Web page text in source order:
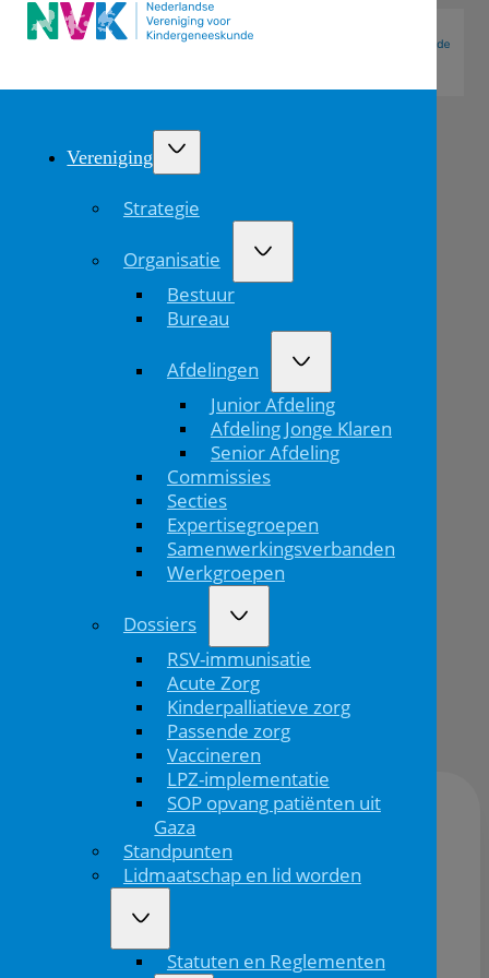
Vereniging
Strategie
Organisatie
Bestuur
Bureau
Afdelingen
Junior Afdeling
Afdeling Jonge Klaren
Senior Afdeling
Commissies
Secties
Expertisegroepen
Samenwerkingsverbanden
Werkgroepen
Dossiers
RSV-immunisatie
Acute Zorg
Kinderpalliatieve zorg
Passende zorg
Vaccineren
LPZ-implementatie
SOP opvang patiënten uit
Gaza
Standpunten
Lidmaatschap en lid worden
Statuten en Reglementen
Online
20:00 21:30